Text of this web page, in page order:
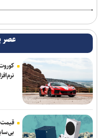
واشنگتن‌پست: ترامپ در
۲۰۲۸ حمایت می‌کند
برنی سندرز: ترامپ خطرناک‌
نشست خبری رئیس‌جمهور فردا
باختند
عصر
بی‌سابقه ۷۹۹